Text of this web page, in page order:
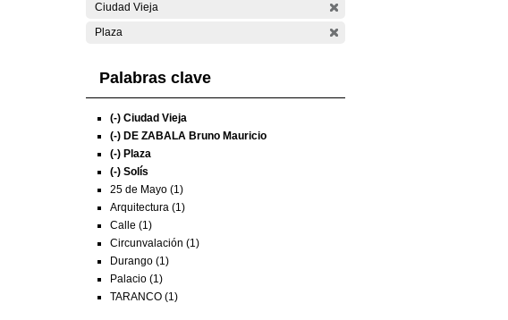
Ciudad Vieja
Plaza
Palabras clave
(-) Ciudad Vieja
(-) DE ZABALA Bruno Mauricio
(-) Plaza
(-) Solís
25 de Mayo (1)
Arquitectura (1)
Calle (1)
Circunvalación (1)
Durango (1)
Palacio (1)
TARANCO (1)